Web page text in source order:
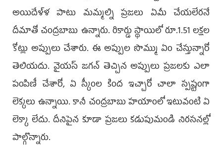
అయిదేళ్ళ పాటు మమ్మల్ని ప్రజలు ఏమీ చేయలేరనే
దీమాతో చంద్రబాబు ఉన్నారు. రికార్డు స్థాయిలో రూ.1.51 లక్షల
కోట్లు అప్పులు చేశారు. ఈ అప్పుల సొమ్ము ఏం చేస్తున్నారో
తెలియదు. వైయస్ జగన్ తెచ్చిన అప్పులు ప్రజలకు ఎలా
పంపిణీ చేశారో, ఏ స్కీంల కింద ఇచ్చారో చాలా స్పష్టంగా
లెక్కలు ఉన్నాయి. కానీ చంద్రబాబు హయాంలో ఇటువంటి ఏ
లెక్కా లేదు. దీనిపైన కూడా ప్రజలు కడుపుమండి నిరసనల్లో
పాల్గొన్నారు.